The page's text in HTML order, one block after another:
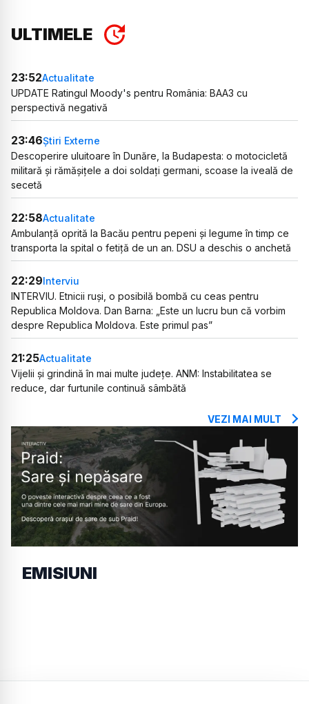
ULTIMELE
23:52Actualitate
UPDATE Ratingul Moody's pentru România: BAA3 cu
perspectivă negativă
23:46Știri Externe
Descoperire uluitoare în Dunăre, la Budapesta: o motocicletă
militară și rămășițele a doi soldați germani, scoase la iveală de
secetă
22:58Actualitate
Ambulanță oprită la Bacău pentru pepeni și legume în timp ce
transporta la spital o fetiță de un an. DSU a deschis o anchetă
22:29Interviu
INTERVIU. Etnicii ruși, o posibilă bombă cu ceas pentru
Republica Moldova. Dan Barna: „Este un lucru bun că vorbim
despre Republica Moldova. Este primul pas”
21:25Actualitate
Vijelii și grindină în mai multe județe. ANM: Instabilitatea se
reduce, dar furtunile continuă sâmbătă
VEZI MAI MULT
EMISIUNI